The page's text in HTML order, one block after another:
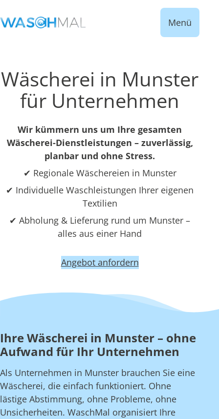
Menü
Wäscherei in Munster
für Unternehmen
Wir kümmern uns um Ihre gesamten
Wäscherei-Dienstleistungen – zuverlässig,
planbar und ohne Stress.
✔ Regionale Wäschereien in Munster
✔ Individuelle Waschleistungen Ihrer eigenen
Textilien
✔ Abholung & Lieferung rund um Munster –
alles aus einer Hand
Angebot anfordern
Ihre Wäscherei in Munster – ohne
Aufwand für Ihr Unternehmen
Als Unternehmen in Munster brauchen Sie eine
Wäscherei, die einfach funktioniert. Ohne
lästige Abstimmung, ohne Probleme, ohne
Unsicherheiten. WaschMal organisiert Ihre